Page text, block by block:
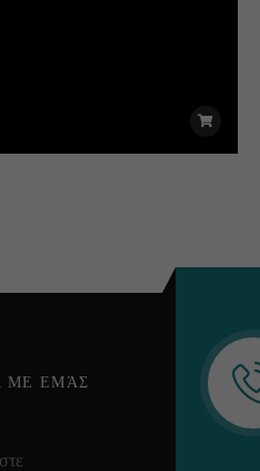
ΜΕ ΕΜΆΣ